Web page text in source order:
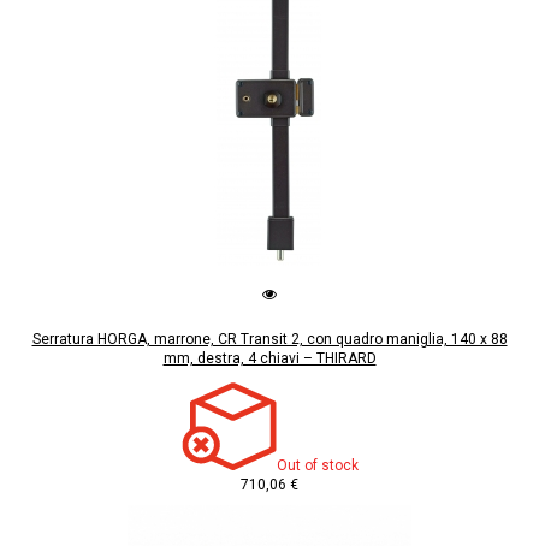
Serratura HORGA, marrone, CR Transit 2, con quadro maniglia, 140 x 88
mm, destra, 4 chiavi – THIRARD
Out of stock
710,06 €